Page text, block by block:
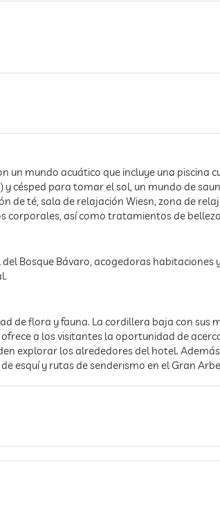
un mundo acuático que incluye una piscina
césped para tomar el sol, un mundo de
de té, sala de relajación Wiesn, zona de
así como tratamientos de
Bosque Bávaro, acogedoras habitaciones
de flora y fauna. La cordillera baja con
a los visitantes la oportunidad de
explorar los alrededores del hotel.
esquí y rutas de senderismo en el Gran